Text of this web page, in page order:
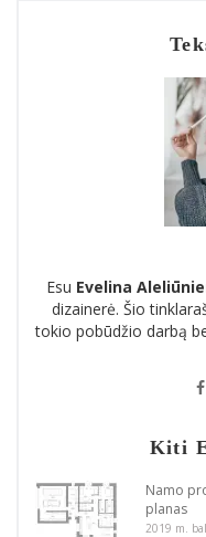
Esu Evelina
dizainerė. Šio
tokio pobūdžio darbą
Kiti
Namo
planas
2019 m.